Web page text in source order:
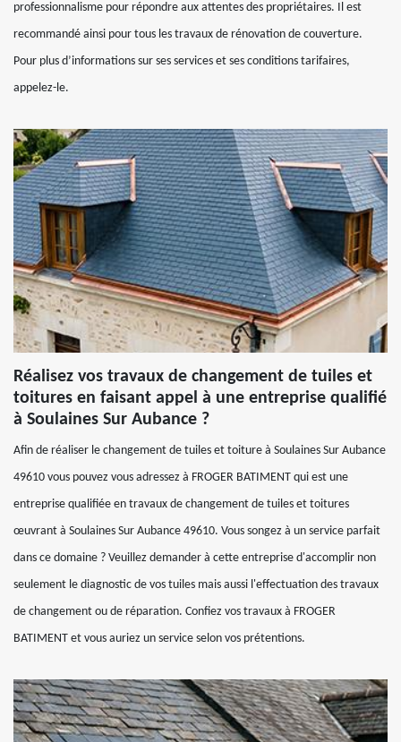
professionnalisme pour répondre aux attentes des propriétaires. Il est
recommandé ainsi pour tous les travaux de rénovation de couverture.
Pour plus d’informations sur ses services et ses conditions tarifaires,
appelez-le.
Réalisez vos travaux de changement de tuiles et
toitures en faisant appel à une entreprise qualifié
à Soulaines Sur Aubance ?
Afin de réaliser le changement de tuiles et toiture à Soulaines Sur Aubance
49610 vous pouvez vous adressez à FROGER BATIMENT qui est une
entreprise qualifiée en travaux de changement de tuiles et toitures
œuvrant à Soulaines Sur Aubance 49610. Vous songez à un service parfait
dans ce domaine ? Veuillez demander à cette entreprise d'accomplir non
seulement le diagnostic de vos tuiles mais aussi l'effectuation des travaux
de changement ou de réparation. Confiez vos travaux à FROGER
BATIMENT et vous auriez un service selon vos prétentions.